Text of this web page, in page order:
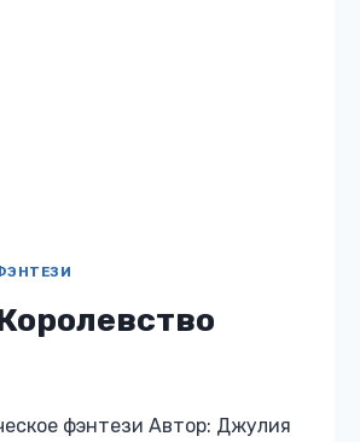
фэнтези Автор: Джулия